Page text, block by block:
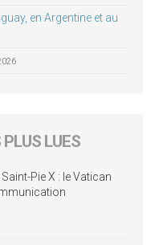
en Argentine et au
LUES
Pie X : le Vatican